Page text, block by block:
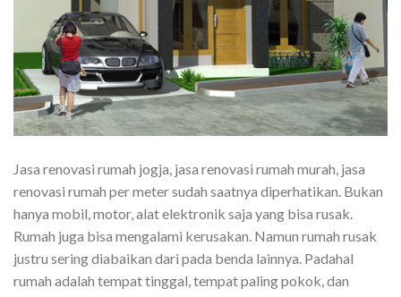
Jasa renovasi rumah jogja, jasa renovasi rumah murah, jasa
renovasi rumah per meter sudah saatnya diperhatikan. Bukan
hanya mobil, motor, alat elektronik saja yang bisa rusak.
Rumah juga bisa mengalami kerusakan. Namun rumah rusak
justru sering diabaikan dari pada benda lainnya. Padahal
rumah adalah tempat tinggal, tempat paling pokok, dan